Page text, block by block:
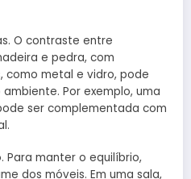
O contraste entre
e pedra, com
como metal e vidro, pode
Por exemplo, uma
ser complementada com
. Para manter o equilíbrio,
dos móveis. Em uma sala,